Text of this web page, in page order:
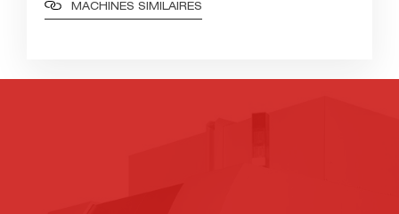
MACHINES SIMILAIRES